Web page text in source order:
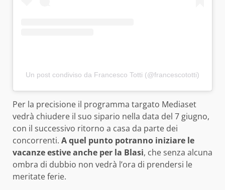
Un post condiviso da Francesco Totti (@francescototti)
Per la precisione il programma targato Mediaset
vedrà chiudere il suo sipario nella data del 7 giugno,
con il successivo ritorno a casa da parte dei
concorrenti. A quel punto potranno iniziare le
vacanze estive anche per la Blasi, che senza alcuna
ombra di dubbio non vedrà l’ora di prendersi le
meritate ferie.